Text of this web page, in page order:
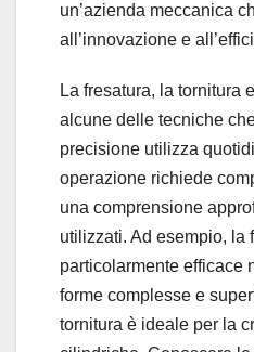
un’azienda meccanica
all’innovazione e
La fresatura, la tornitura
alcune delle tecniche
precisione utilizza
operazione richiede
una comprensione
utilizzati. Ad esempio, la
particolarmente efficace
forme complesse e
tornitura è ideale per la